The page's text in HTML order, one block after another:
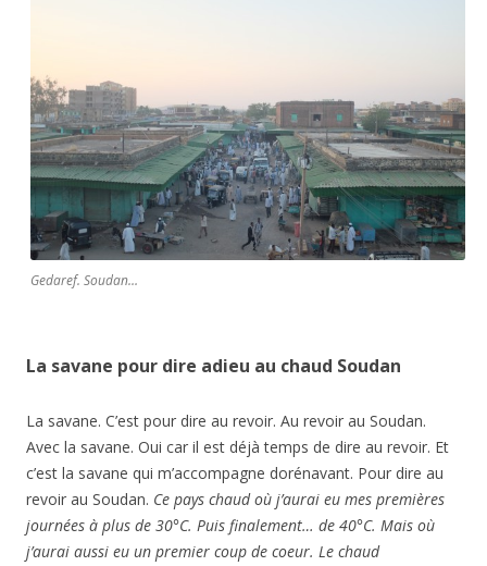
Gedaref. Soudan…
La savane pour dire adieu au chaud Soudan
La savane. C’est pour dire au revoir. Au revoir au Soudan.
Avec la savane. Oui car il est déjà temps de dire au revoir. Et
c’est la savane qui m’accompagne dorénavant. Pour dire au
revoir au Soudan. Ce pays chaud où j’aurai eu mes premières
journées à plus de 30°C. Puis finalement… de 40°C. Mais où
j’aurai aussi eu un premier coup de coeur. Le chaud